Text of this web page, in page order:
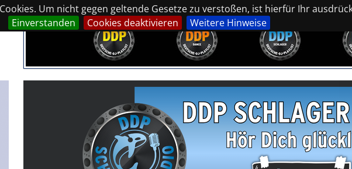
Um nicht gegen geltende Gesetze zu verstoßen, ist hierfür Ihr
Einverstanden
Cookies deaktivieren Weitere Hinweise